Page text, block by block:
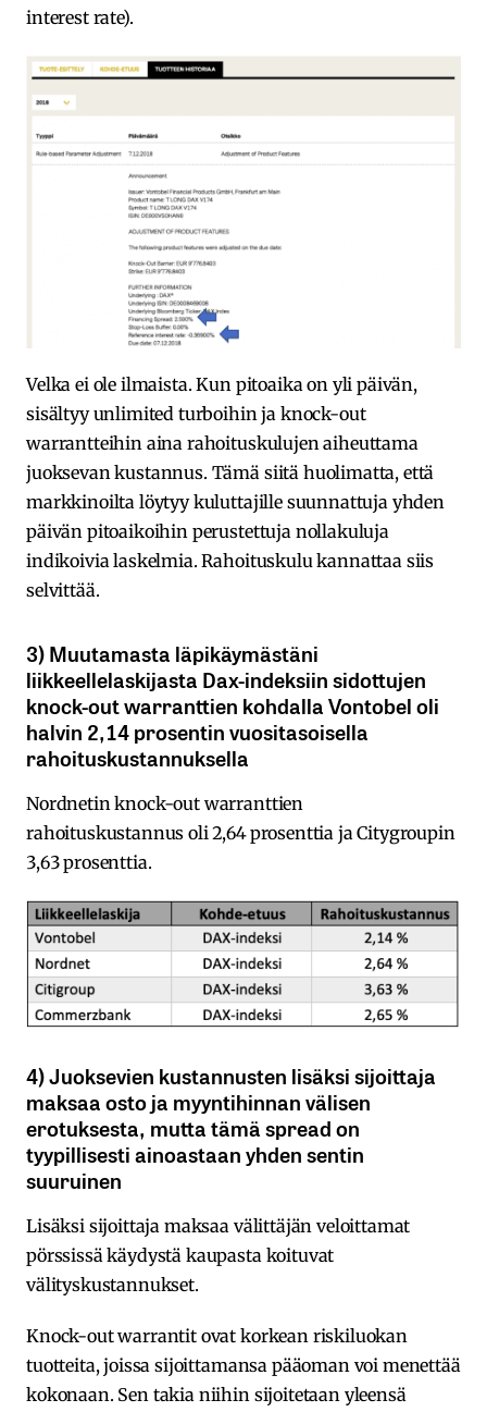
interest rate).
Velka ei ole ilmaista. Kun pitoaika on yli päivän,
sisältyy unlimited turboihin ja knock-out
warrantteihin aina rahoituskulujen aiheuttama
juoksevan kustannus. Tämä siitä huolimatta, että
markkinoilta löytyy kuluttajille suunnattuja yhden
päivän pitoaikoihin perustettuja nollakuluja
indikoivia laskelmia. Rahoituskulu kannattaa siis
selvittää.
3) Muutamasta läpikäymästäni
liikkeellelaskijasta Dax-indeksiin sidottujen
knock-out warranttien kohdalla Vontobel oli
halvin 2,14 prosentin vuositasoisella
rahoituskustannuksella
Nordnetin knock-out warranttien
rahoituskustannus oli 2,64 prosenttia ja Citygroupin
3,63 prosenttia.
4) Juoksevien kustannusten lisäksi sijoittaja
maksaa osto ja myyntihinnan välisen
erotuksesta, mutta tämä spread on
tyypillisesti ainoastaan yhden sentin
suuruinen
Lisäksi sijoittaja maksaa välittäjän veloittamat
pörssissä käydystä kaupasta koituvat
välityskustannukset.
Knock-out warrantit ovat korkean riskiluokan
tuotteita, joissa sijoittamansa pääoman voi menettää
kokonaan. Sen takia niihin sijoitetaan yleensä